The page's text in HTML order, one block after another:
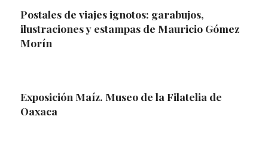
Postales de viajes ignotos: garabujos,
ilustraciones y estampas de Mauricio Gómez
Morín
Exposición Maíz. Museo de la Filatelia de
Oaxaca